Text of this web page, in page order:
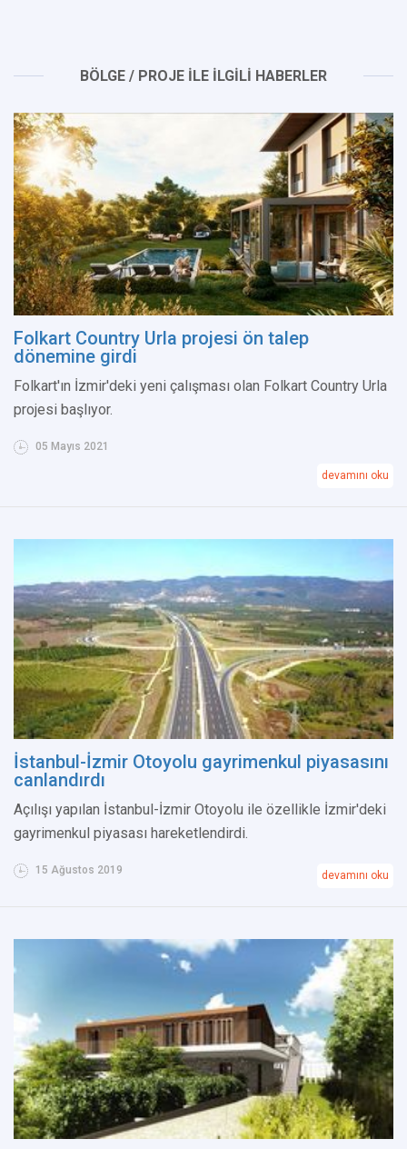
BÖLGE / PROJE İLE İLGİLİ HABERLER
Folkart Country Urla projesi ön talep
dönemine girdi
Folkart'ın İzmir'deki yeni çalışması olan Folkart Country Urla
projesi başlıyor.
05 Mayıs 2021
devamını oku
İstanbul-İzmir Otoyolu gayrimenkul piyasasını
canlandırdı
Açılışı yapılan İstanbul-İzmir Otoyolu ile özellikle İzmir'deki
gayrimenkul piyasası hareketlendirdi.
15 Ağustos 2019 devamını oku